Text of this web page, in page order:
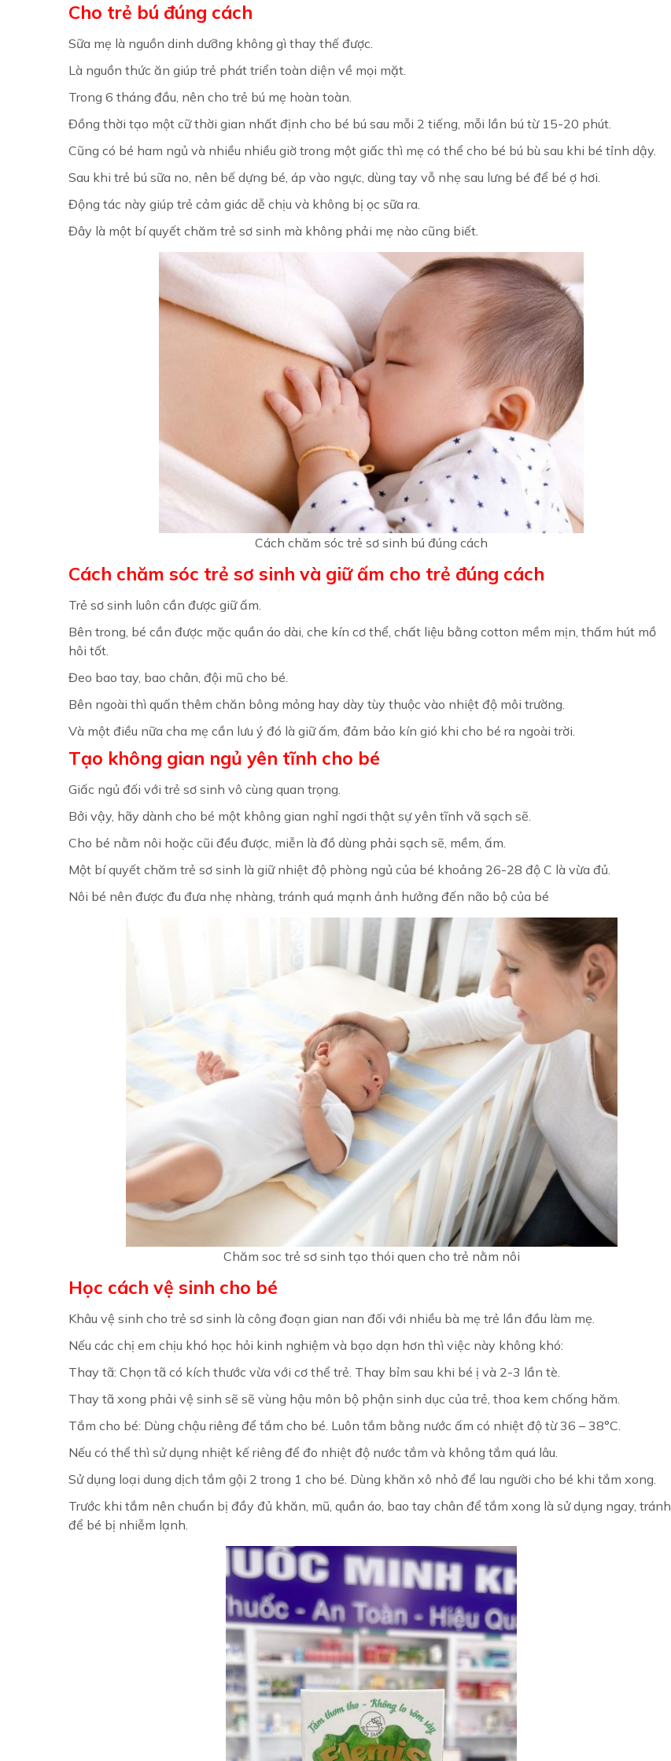
Cho trẻ bú đúng cách
Sữa mẹ là nguồn dinh dưỡng không gì thay thế được.
Là nguồn thức ăn giúp trẻ phát triển toàn diện về mọi mặt.
Trong 6 tháng đầu, nên cho trẻ bú mẹ hoàn toàn.
Đồng thời tạo một cữ thời gian nhất định cho bé bú sau mỗi 2 tiếng, mỗi lần bú từ 15-20 phút.
Cũng có bé ham ngủ và nhiều nhiều giờ trong một giấc thì mẹ có thể cho bé bú bù sau khi bé tỉnh dậy.
Sau khi trẻ bú sữa no, nên bế dựng bé, áp vào ngực, dùng tay vỗ nhẹ sau lưng bé để bé ợ hơi.
Động tác này giúp trẻ cảm giác dễ chịu và không bị ọc sữa ra.
Đây là một bí quyết chăm trẻ sơ sinh mà không phải mẹ nào cũng biết.
Cách chăm sóc trẻ sơ sinh bú đúng cách
Cách chăm sóc trẻ sơ sinh và giữ ấm cho trẻ đúng cách
Trẻ sơ sinh luôn cần được giữ ấm.
Bên trong, bé cần được mặc quần áo dài, che kín cơ thể, chất liệu bằng cotton mềm mịn, thấm hút mồ
hôi tốt.
Đeo bao tay, bao chân, đội mũ cho bé.
Bên ngoài thì quấn thêm chăn bông mỏng hay dày tùy thuộc vào nhiệt độ môi trường.
Và một điều nữa cha mẹ cần lưu ý đó là giữ ấm, đảm bảo kín gió khi cho bé ra ngoài trời.
Tạo không gian ngủ yên tĩnh cho bé
Giấc ngủ đối với trẻ sơ sinh vô cùng quan trọng.
Bởi vậy, hãy dành cho bé một không gian nghỉ ngơi thật sự yên tĩnh vã sạch sẽ.
Cho bé nằm nôi hoặc cũi đều được, miễn là đồ dùng phải sạch sẽ, mềm, ấm.
Một bí quyết chăm trẻ sơ sinh là giữ nhiệt độ phòng ngủ của bé khoảng 26-28 độ C là vừa đủ.
Nôi bé nên được đu đưa nhẹ nhàng, tránh quá mạnh ảnh hưởng đến não bộ của bé
Chăm soc trẻ sơ sinh tạo thói quen cho trẻ nằm nôi
Học cách vệ sinh cho bé
Khâu vệ sinh cho trẻ sơ sinh là công đoạn gian nan đối với nhiều bà mẹ trẻ lần đầu làm mẹ.
Nếu các chị em chịu khó học hỏi kinh nghiệm và bạo dạn hơn thì việc này không khó:
Thay tã: Chọn tã có kích thước vừa với cơ thể trẻ. Thay bỉm sau khi bé ị và 2-3 lần tè.
Thay tã xong phải vệ sinh sẽ sẽ vùng hậu môn bộ phận sinh dục của trẻ, thoa kem chống hăm.
Tắm cho bé: Dùng chậu riêng để tắm cho bé. Luôn tắm bằng nước ấm có nhiệt độ từ 36 – 38°C.
Nếu có thể thì sử dụng nhiệt kế riêng để đo nhiệt độ nước tắm và không tắm quá lâu.
Sử dụng loại dung dịch tắm gội 2 trong 1 cho bé. Dùng khăn xô nhỏ để lau người cho bé khi tắm xong.
Trước khi tắm nên chuẩn bị đầy đủ khăn, mũ, quần áo, bao tay chân để tắm xong là sử dụng ngay, tránh
để bé bị nhiễm lạnh.